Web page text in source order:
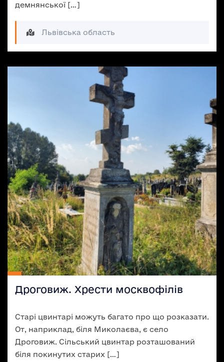
демнянської […]
Львівська область
Дроговиж. Хрести москвофілів
Старі цвинтарі можуть багато про що розказати.
От, наприклад, біля Миколаєва, є село
Дроговиж. Сільський цвинтар розташований
біля покинутих старих […]